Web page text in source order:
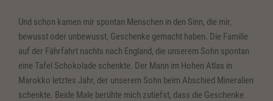
Und schon kamen mir spontan Menschen in den Sinn, die mir,
bewusst oder unbewusst, Geschenke gemacht haben. Die Familie
auf der Fährfahrt nachts nach England, die unserem Sohn spontan
eine Tafel Schokolade schenkte. Der Mann im Hohen Atlas in
Marokko letztes Jahr, der unserem Sohn beim Abschied Mineralien
schenkte. Beide Male berühte mich zutiefst, dass die Geschenke